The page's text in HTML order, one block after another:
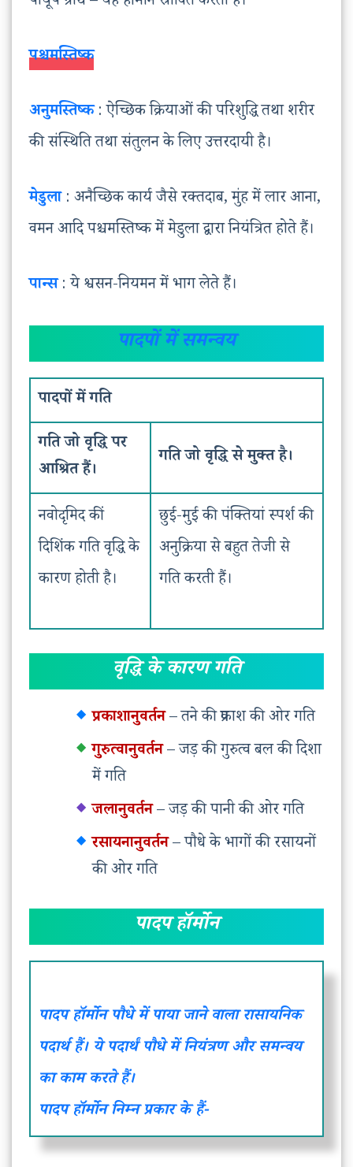
पश्चमस्तिष्क
अनुमस्तिष्क: ऐच्छिक क्रियाओं की परिशुद्धि तथा शरीर
की संस्थिति तथा संतुलन के लिए उत्तरदायी है।
मेडुला: अनैच्छिक कार्य जैसे रक्तदाब, मुंह में लार आना,
वमन आदि पश्चमस्तिष्क में मेडुला द्वारा नियंत्रित होते हैं।
पान्स: ये श्वसन-नियमन में भाग लेते हैं।
पादपों में समन्वय
पादपों में गति
गति जो वृद्धि पर
आश्रित हैं।
गति जो वृद्धि से मुक्त है।
नवोदृमिद कीं
दिशिंक गति वृद्धि के
कारण होती है।
छुई-मुई की पंक्तियां स्पर्श की
अनुक्रिया से बहुत तेजी से
गति करती हैं।
वृद्धि के कारण गति
प्रकाशानुवर्तन– तने की प्रकाश की ओर गति
गुरुत्वानुवर्तन– जड़ की गुरुत्व बल की दिशा
में गति
जलानुवर्तन– जड़ की पानी की ओर गति
रसायनानुवर्तन– पौधे के भागों की रसायनों
की ओर गति
पादप हॉर्मोन
पादप हॉर्मोन पौधे में पाया जाने वाला रासायनिक
पदार्थ हैं। ये पदार्थं पौधे में नियंत्रण और समन्वय
का काम करते हैं।
पादप हॉर्मोन निम्न प्रकार के हैं-